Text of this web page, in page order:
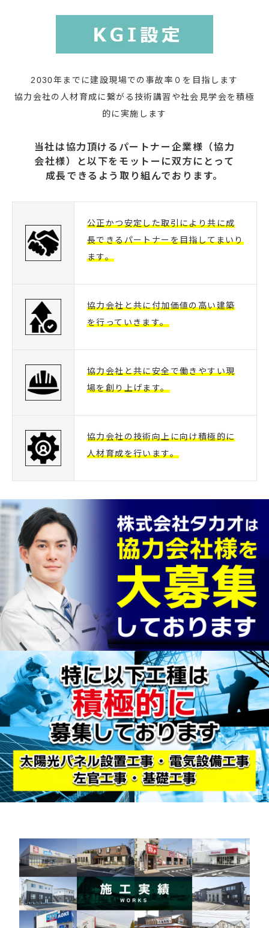
2030年までに建設現場での事故率０を目指します
協力会社の人材育成に繋がる技術講習や社会見学会を積極
的に実施します
当社は協力頂けるパートナー企業様（協力
会社様）と以下をモットーに双方にとって
成長できるよう取り組んでおります。
公正かつ安定した取引により共に成
長できるパートナーを目指してまいり
ます。
協力会社と共に付加価値の高い建築
を行っていきます。
協力会社と共に安全で働きやすい現
場を創り上げます。
協力会社の技術向上に向け積極的に
人材育成を行います。